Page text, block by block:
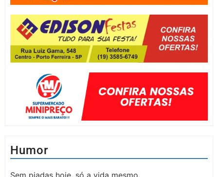
Humor
Sem piadas hoje, só a vida mesmo.